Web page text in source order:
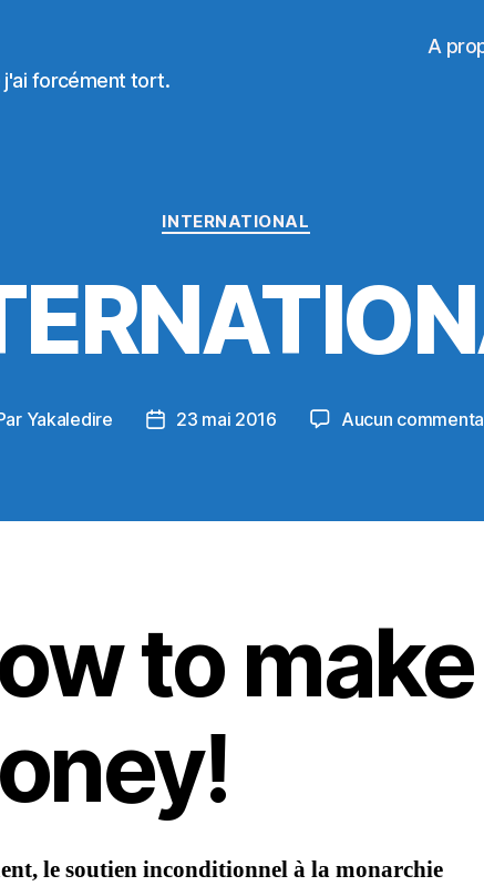
j'ai forcément tort.
A
Catégories
INTERNATIONAL
Yakaledire
Date23 mai 2016 Aucun
to make
le soutien inconditionnel à la monarchie